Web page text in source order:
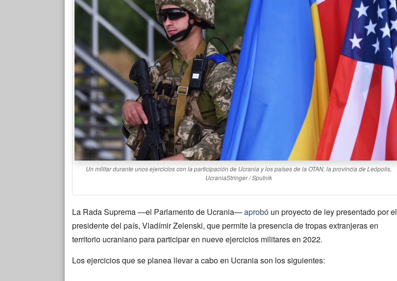
Un militar durante unos ejercicios con la participación de Ucrania y los países de la OTAN, la provincia de Leópolis,
UcraniaStringer / Sputnik
La Rada Suprema —el Parlamento de Ucrania—aprobó un proyecto de ley presentado por el
presidente del país, Vladímir Zelenski, que permite la presencia de tropas extranjeras en
territorio ucraniano para participar en nueve ejercicios militares en 2022.
Los ejercicios que se planea llevar a cabo en Ucrania son los siguientes: